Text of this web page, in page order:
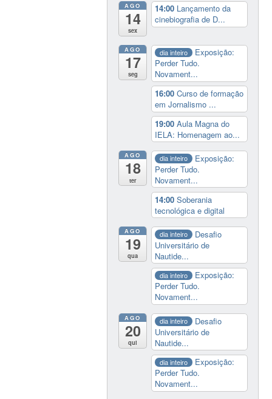
AGO
14
sex
14:00 Lançamento da
cinebiografia de D...
AGO
17
seg
dia inteiro
Exposição:
Perder Tudo.
Novament...
16:00Curso de formação
em Jornalismo ...
19:00Aula Magna do
IELA: Homenagem ao...
AGO
18
ter
dia inteiro
Exposição:
Perder Tudo.
Novament...
14:00Soberania
tecnológica e digital
AGO
19
qua
dia inteiro
Desafio
Universitário de
Nautide...
dia inteiro
Exposição:
Perder Tudo.
Novament...
AGO
20
qui
dia inteiro
Desafio
Universitário de
Nautide...
dia inteiro
Exposição:
Perder Tudo.
Novament...